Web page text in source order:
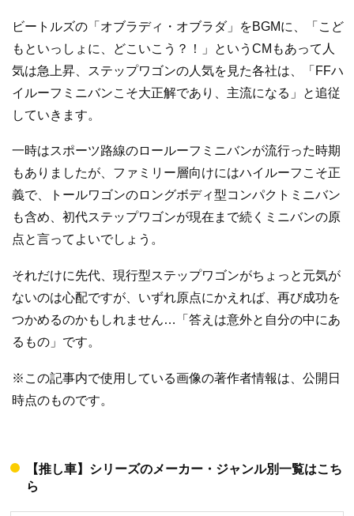
ビートルズの「オブラディ・オブラダ」をBGMに、「こど
もといっしょに、どこいこう？！」というCMもあって人
気は急上昇、ステップワゴンの人気を見た各社は、「FFハ
イルーフミニバンこそ大正解であり、主流になる」と追従
していきます。
一時はスポーツ路線のロールーフミニバンが流行った時期
もありましたが、ファミリー層向けにはハイルーフこそ正
義で、トールワゴンのロングボディ型コンパクトミニバン
も含め、初代ステップワゴンが現在まで続くミニバンの原
点と言ってよいでしょう。
それだけに先代、現行型ステップワゴンがちょっと元気が
ないのは心配ですが、いずれ原点にかえれば、再び成功を
つかめるのかもしれません…「答えは意外と自分の中にあ
るもの」です。
※この記事内で使用している画像の著作者情報は、公開日
時点のものです。
【推し車】シリーズのメーカー・ジャンル別一覧はこち
ら